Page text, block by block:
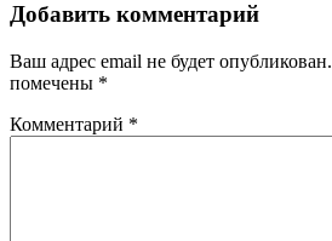
Добавить комментарий
Ваш адрес email не будет опубликован.
помечены *
Комментарий *